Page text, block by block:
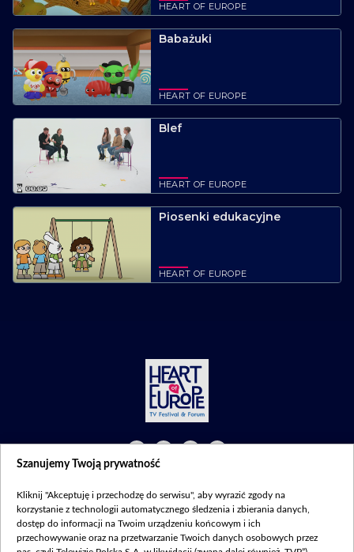
HEART OF EUROPE
Babażuki
HEART OF EUROPE
Blef
HEART OF EUROPE
Piosenki edukacyjne
HEART OF EUROPE
©2026 Telewizja Polska S. A. w likwidacji
Regulamin|Polityka prywatności|Moje zgody
Szanujemy Twoją prywatność
Kliknij "Akceptuję i przechodzę do serwisu", aby wyrazić zgody na
korzystanie z technologii automatycznego śledzenia i zbierania danych,
dostęp do informacji na Twoim urządzeniu końcowym i ich
przechowywanie oraz na przetwarzanie Twoich danych osobowych przez